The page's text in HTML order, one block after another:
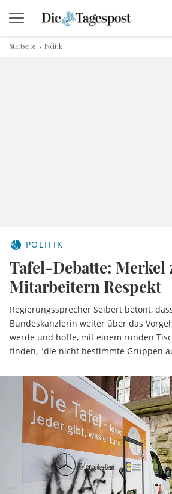
Startseite Politik
POLITIK
Tafel-Debatte: Merkel
Mitarbeitern Respekt
Regierungssprecher Seibert betont,
Bundeskanzlerin weiter über das
werde und hoffe, mit einem runden
finden, "die nicht bestimmte Gruppen